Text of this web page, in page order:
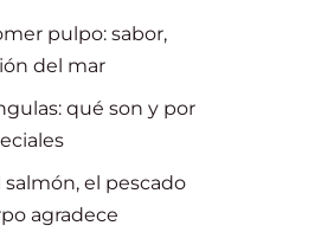
pulpo: sabor,
del mar
qué son y por
el pescado
agradece